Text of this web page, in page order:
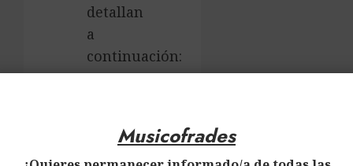
detallan
a
continuación:
Musicofrades